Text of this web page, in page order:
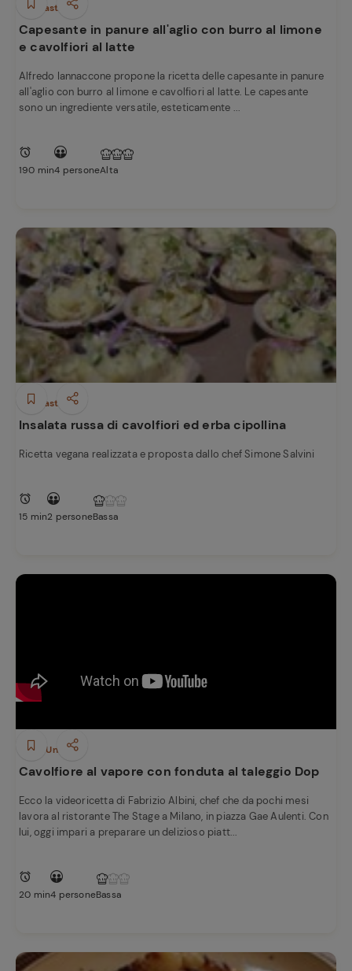
Antipasti
Capesante in panure all'aglio con burro al limone
e cavolfiori al latte
Alfredo Iannaccone propone la ricetta delle capesante in panure
all'aglio con burro al limone e cavolfiori al latte. Le capesante
sono un ingrediente versatile, esteticamente ...
190 min4 personeAlta
Antipasti
Insalata russa di cavolfiori ed erba cipollina
Ricetta vegana realizzata e proposta dallo chef Simone Salvini
15 min2 personeBassa
Piatti Unici
Cavolfiore al vapore con fonduta al taleggio Dop
Ecco la videoricetta di Fabrizio Albini, chef che da pochi mesi
lavora al ristorante The Stage a Milano, in piazza Gae Aulenti. Con
lui, oggi impari a preparare un delizioso piatt...
20 min4 personeBassa